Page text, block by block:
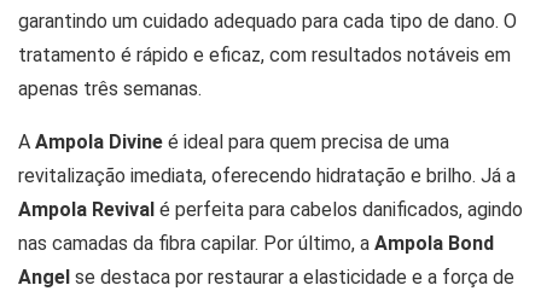
garantindo um cuidado adequado para cada tipo de dano. O
tratamento é rápido e eficaz, com resultados notáveis em
apenas três semanas.
A Ampola Divine é ideal para quem precisa de uma
revitalização imediata, oferecendo hidratação e brilho. Já a
Ampola Revival é perfeita para cabelos danificados, agindo
nas camadas da fibra capilar. Por último, a Ampola Bond
Angel se destaca por restaurar a elasticidade e a força de